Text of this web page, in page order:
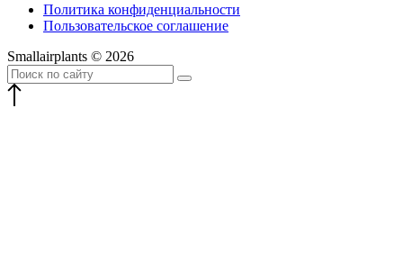
Политика конфиденциальности
Пользовательское соглашение
Smallairplants © 2026